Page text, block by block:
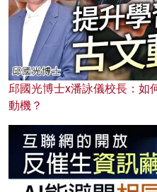
邱國光博士x潘詠儀校長：如
動機？